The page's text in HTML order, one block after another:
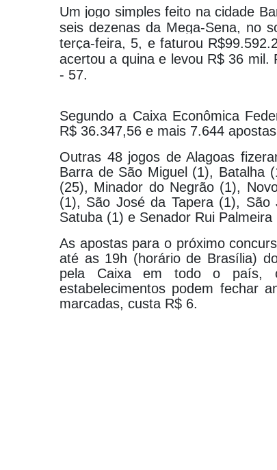
Um jogo simples feito na cidade
seis dezenas da Mega-Sena, no
terça-feira, 5, e faturou
acertou a quina e levou R$ 36
- 57.
Segundo a Caixa Econômica
R$ 36.347,56 e mais 7.644
Outras 48 jogos de Alagoas
Barra de São Miguel (1), Batalha
(25), Minador do Negrão (1),
(1), São José da Tapera (1),
Satuba (1) e Senador Rui Palmeira
As apostas para o próximo
até as 19h (horário de Brasília)
pela Caixa em todo o país,
estabelecimentos podem fechar
marcadas, custa R$ 6.